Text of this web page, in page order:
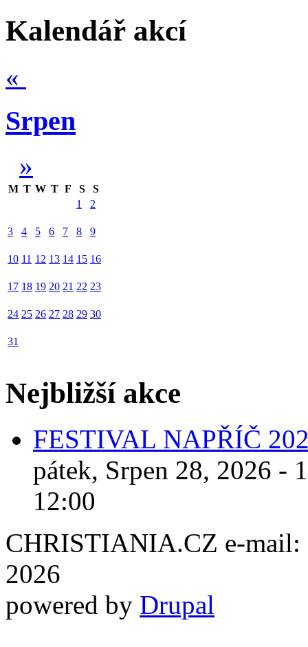
Kalendář akcí
«
Srpen
»
M T W T F S
S
1
2
3 4 5 6 7 8 9
10 11 12 13 14 15 16
17 18 19 20 21 22 23
24 25 26 27 28 29 30
31
Nejbližší akce
FESTIVAL NAPŘÍČ
pátek, Srpen 28, 2026 -
12:00
CHRISTIANIA.CZ e-mail:
2026
powered by Drupal